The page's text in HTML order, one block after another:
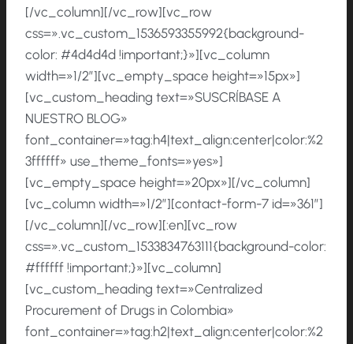
[/vc_column][/vc_row][vc_row
css=».vc_custom_1536593355992{background-
color: #4d4d4d !important;}»][vc_column
width=»1/2″][vc_empty_space height=»15px»]
[vc_custom_heading text=»SUSCRÍBASE A
NUESTRO BLOG»
font_container=»tag:h4|text_align:center|color:%2
3ffffff» use_theme_fonts=»yes»]
[vc_empty_space height=»20px»][/vc_column]
[vc_column width=»1/2″][contact-form-7 id=»361″]
[/vc_column][/vc_row][:en][vc_row
css=».vc_custom_1533834763111{background-color:
#ffffff !important;}»][vc_column]
[vc_custom_heading text=»Centralized
Procurement of Drugs in Colombia»
font_container=»tag:h2|text_align:center|color:%2